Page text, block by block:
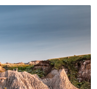
のです。この遺産は、
の人々に伝えていま